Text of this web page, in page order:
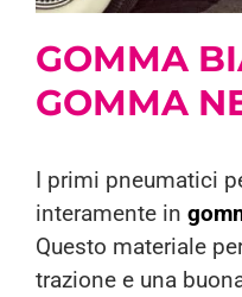
GOMMA
GOMMA
I primi pneumatici
interamente in
Questo materiale
trazione e una